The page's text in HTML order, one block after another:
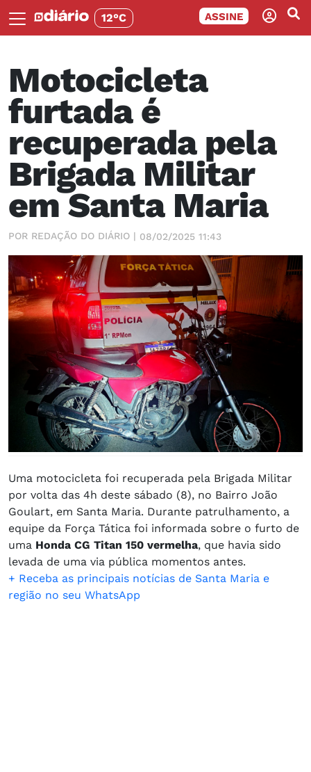
12°C ASSINE
Motocicleta
furtada é
recuperada pela
Brigada Militar
em Santa Maria
POR REDAÇÃO DO DIÁRIO | 08/02/2025 11:43
Uma motocicleta foi recuperada pela Brigada Militar
por volta das 4h deste sábado (8), no Bairro João
Goulart, em Santa Maria. Durante patrulhamento, a
equipe da Força Tática foi informada sobre o furto de
uma Honda CG Titan 150 vermelha, que havia sido
levada de uma via pública momentos antes.
+ Receba as principais notícias de Santa Maria e
região no seu WhatsApp